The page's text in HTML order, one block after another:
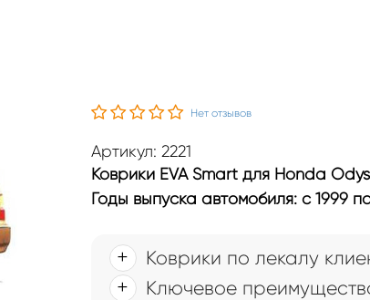
Нет отзывов
Артикул: 2221
Коврики EVA Smart для Honda
Годы выпуска автомобиля: с 1999
Коврики по лекалу
Ключевое